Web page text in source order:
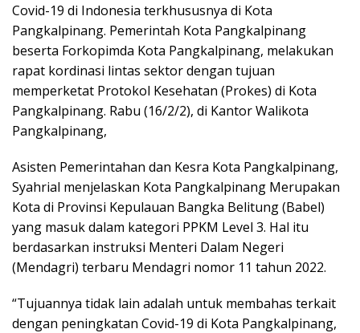
Covid-19 di Indonesia terkhususnya di Kota
Pangkalpinang. Pemerintah Kota Pangkalpinang
beserta Forkopimda Kota Pangkalpinang, melakukan
rapat kordinasi lintas sektor dengan tujuan
memperketat Protokol Kesehatan (Prokes) di Kota
Pangkalpinang. Rabu (16/2/2), di Kantor Walikota
Pangkalpinang,
Asisten Pemerintahan dan Kesra Kota Pangkalpinang,
Syahrial menjelaskan Kota Pangkalpinang Merupakan
Kota di Provinsi Kepulauan Bangka Belitung (Babel)
yang masuk dalam kategori PPKM Level 3. Hal itu
berdasarkan instruksi Menteri Dalam Negeri
(Mendagri) terbaru Mendagri nomor 11 tahun 2022.
“Tujuannya tidak lain adalah untuk membahas terkait
dengan peningkatan Covid-19 di Kota Pangkalpinang,